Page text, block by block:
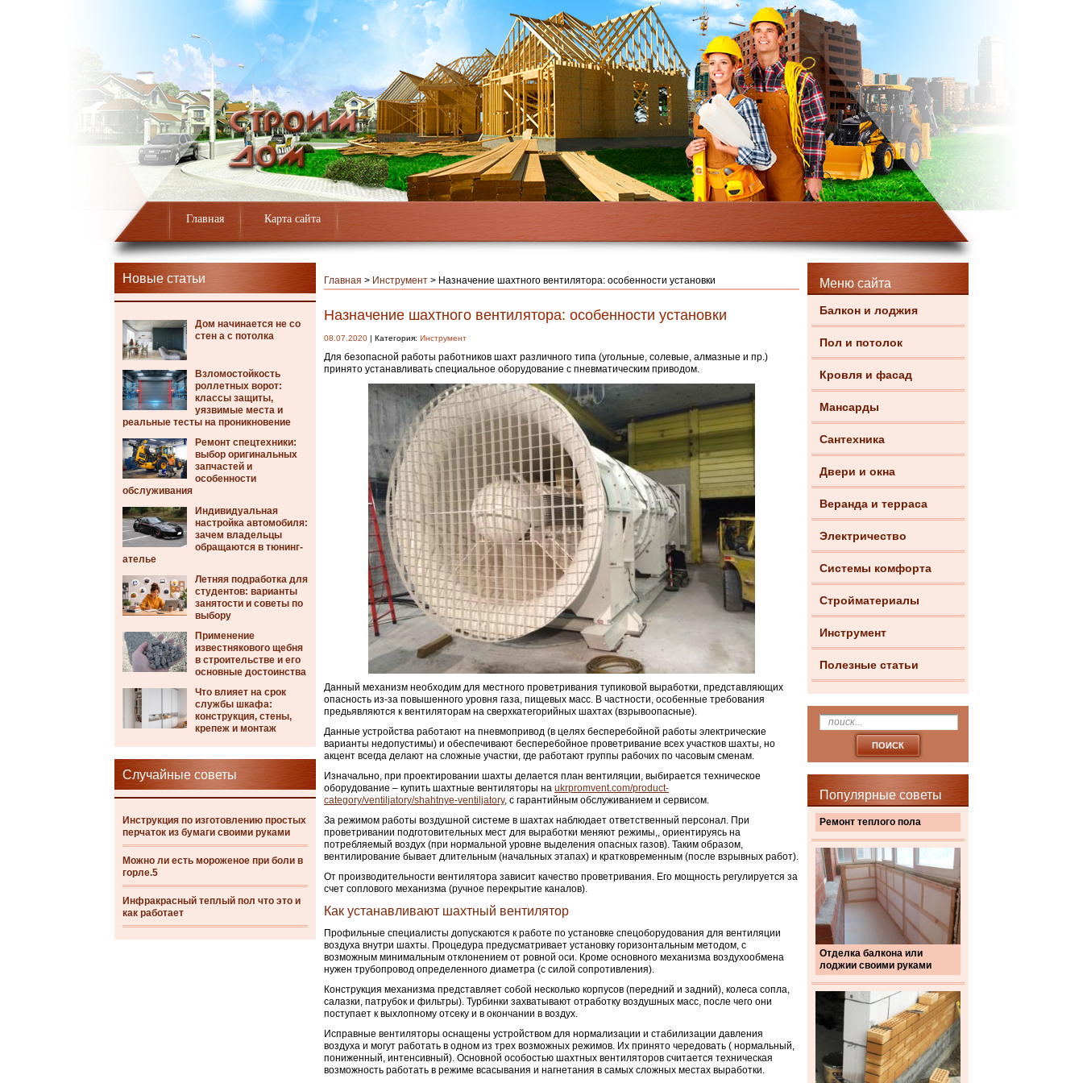
Главная Карта сайта
Новые статьи
Дом начинается не со
стен а с потолка
Взломостойкость
роллетных ворот:
классы защиты,
уязвимые места и
реальные тесты на проникновение
Ремонт спецтехники:
выбор оригинальных
запчастей и
особенности
обслуживания
Индивидуальная
настройка автомобиля:
зачем владельцы
обращаются в тюнинг-
ателье
Летняя подработка для
студентов: варианты
занятости и советы по
выбору
Применение
известнякового щебня
в строительстве и его
основные достоинства
Что влияет на срок
службы шкафа:
конструкция, стены,
крепеж и монтаж
Случайные советы
Инструкция по изготовлению простых
перчаток из бумаги своими руками
Можно ли есть мороженое при боли в
горле.5
Инфракрасный теплый пол что это и
как работает
Меню сайта
Балкон и лоджия
Пол и потолок
Кровля и фасад
Мансарды
Сантехника
Двери и окна
Веранда и терраса
Электричество
Системы комфорта
Стройматериалы
Инструмент
Полезные статьи
Популярные советы
Ремонт теплого пола
Отделка балкона или
лоджии своими руками
Главная > Инструмент > Назначение шахтного вентилятора: особенности установки
Назначение шахтного вентилятора: особенности установки
08.07.2020 | Категория: Инструмент
Для безопасной работы работников шахт различного типа (угольные, солевые, алмазные и пр.)
принято устанавливать специальное оборудование с пневматическим приводом.
Данный механизм необходим для местного проветривания тупиковой выработки, представляющих
опасность из-за повышенного уровня газа, пищевых масс. В частности, особенные требования
предьявляются к вентиляторам на сверхкатегорийных шахтах (взрывоопасные).
Данные устройства работают на пневмопривод (в целях бесперебойной работы электрические
варианты недопустимы) и обеспечивают бесперебойное проветривание всех участков шахты, но
акцент всегда делают на сложные участки, где работают группы рабочих по часовым сменам.
Изначально, при проектировании шахты делается план вентиляции, выбирается техническое
оборудование – купить шахтные вентиляторы на ukrpromvent.com/product-
category/ventiljatory/shahtnye-ventiljatory, с гарантийным обслуживанием и сервисом.
За режимом работы воздушной системе в шахтах наблюдает ответственный персонал. При
проветривании подготовительных мест для выработки меняют режимы,, ориентируясь на
потребляемый воздух (при нормальной уровне выделения опасных газов). Таким образом,
вентилирование бывает длительным (начальных этапах) и кратковременным (после взрывных работ).
От производительности вентилятора зависит качество проветривания. Его мощность регулируется за
счет соплового механизма (ручное перекрытие каналов).
Как устанавливают шахтный вентилятор
Профильные специалисты допускаются к работе по установке спецоборудования для вентиляции
воздуха внутри шахты. Процедура предусматривает установку горизонтальным методом, с
возможным минимальным отклонением от ровной оси. Кроме основного механизма воздухообмена
нужен трубопровод определенного диаметра (с силой сопротивления).
Конструкция механизма представляет собой несколько корпусов (передний и задний), колеса сопла,
салазки, патрубок и фильтры). Турбинки захватывают отработку воздушных масс, после чего они
поступает к выхлопному отсеку и в окончании в воздух.
Исправные вентиляторы оснащены устройством для нормализации и стабилизации давления
воздуха и могут работать в одном из трех возможных режимов. Их принято чередовать ( нормальный,
пониженный, интенсивный). Основной особостью шахтных вентиляторов считается техническая
возможность работать в режиме всасывания и нагнетания в самых сложных местах выработки.